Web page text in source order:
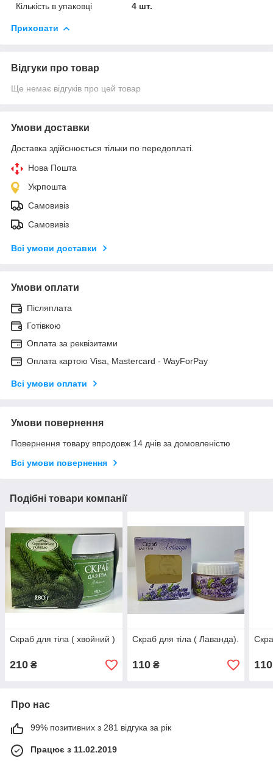
Кількість в упаковці
4 шт.
Приховати
Відгуки про товар
Ще немає відгуків про цей товар
Умови доставки
Доставка здійснюється тільки по передоплаті.
Нова Пошта
Укрпошта
Самовивіз
Самовивіз
Всі умови доставки
Умови оплати
Післяплата
Готівкою
Оплата за реквізитами
Оплата картою Visa, Mastercard - WayForPay
Всі умови оплати
Умови повернення
Повернення товару впродовж 14 днів за домовленістю
Всі умови повернення
Подібні товари компанії
Скраб для тіла ( хвойний )
210 ₴
Скраб для тіла ( Лаванда).
110₴ 110
Про нас
99% позитивних з 281 відгука за рік
Працює з 11.02.2019